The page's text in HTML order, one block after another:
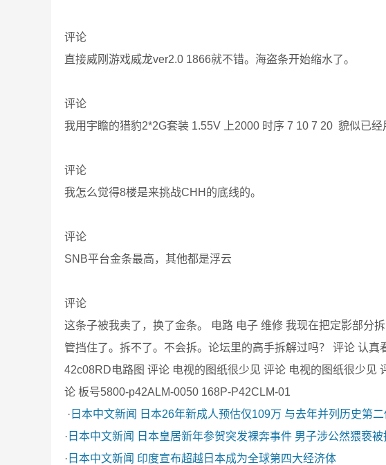
评论
直接威刚游戏威龙ver2.0 1866就不错。海盗条开始缩水了。
评论
我用宇瞻的猎豹2*2G套装 1.55V 上2000 时序 7 10 7 20 貌似已经
评论
我怎么觉得8楼是来挑战CHH的底线的。
评论
SNB平台金条最高，其他都是浮云
评论
这条子被我卖了，换了金条。 电路 电子 维修 我现在把定影部分
管挡住了。拆不了。不会拆。论坛里的高手拆解过吗？ 评论 认
42c08RD电路图 评论 电视的图纸很少见 评论 电视的图纸很少见
论 板号5800-p42ALM-0050 168P-P42CLM-01
· 日本中文新闻
日本26年新成人预估仅109万 与去年并列历史第二
· 日本中文新闻
日本皇居新年参贺突发裸奔事件 男子涉公然猥亵被
· 日本中文新闻 印度宣布超越日本成为全球第四大经济体